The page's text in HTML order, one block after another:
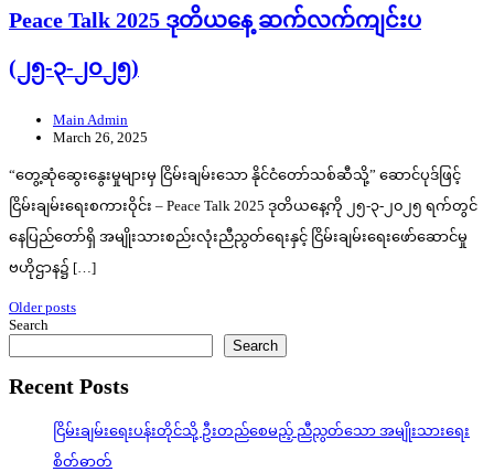
Peace Talk 2025 ဒုတိယနေ့ ဆက်လက်ကျင်းပ
(၂၅-၃-၂၀၂၅)
Main Admin
March 26, 2025
“တွေ့ဆုံဆွေးနွေးမှုများမှ ငြိမ်းချမ်းသော နိုင်ငံတော်သစ်ဆီသို့” ဆောင်ပုဒ်ဖြင့်
ငြိမ်းချမ်းရေးစကားဝိုင်း – Peace Talk 2025 ဒုတိယနေ့ကို ၂၅-၃-၂၀၂၅ ရက်တွင်
နေပြည်တော်ရှိ အမျိုးသားစည်းလုံးညီညွတ်ရေးနှင့် ငြိမ်းချမ်းရေးဖော်ဆောင်မှု
ဗဟိုဌာန၌ […]
Posts
navigation
Older posts
Search
Search
Recent Posts
ငြိမ်းချမ်းရေးပန်းတိုင်သို့ ဦးတည်စေမည့် ညီညွတ်သော အမျိုးသားရေး
စိတ်ဓာတ်